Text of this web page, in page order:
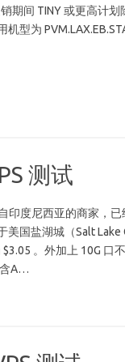
期间 TINY 或更高计
机型为
测试
印度尼西亚的商家，
美国盐湖城（Salt
。外加上 10G 口
含A…